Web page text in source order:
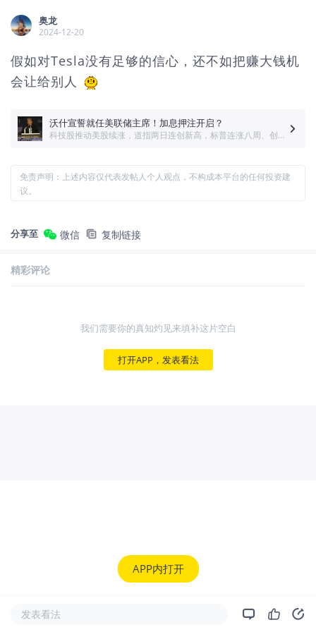
奥龙
2024-12-20
假如对Tesla没有足够的信心，还不如把赚大钱机
会让给别人
沃什宣誓就任美联储主席！加息押注开启？
科技股推动美股续涨，道指两日连创新高，标普连涨八周、创两年多最长连涨周。沃什宣誓就任美联储主席，“新美联储通讯社”：特朗普选沃什本为降息，但市场已开始押注加息。
免责声明：上述内容仅代表发帖人个人观点，不构成本平台的任何投资建
议。
分享至 微信 复制链接
精彩评论
我们需要你的真知灼见来填补这片空白
打开APP，发表看法
APP内打开
发表看法